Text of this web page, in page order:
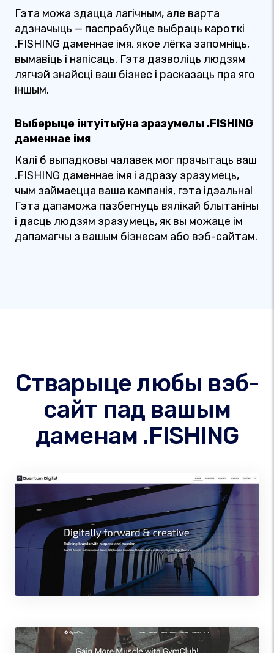
Гэта можа здацца лагічным, але варта
адзначыць — паспрабуйце выбраць кароткі
.FISHING даменнае імя, якое лёгка запомніць,
вымавіць і напісаць. Гэта дазволіць людзям
лягчэй знайсці ваш бізнес і расказаць пра яго
іншым.
Выберыце інтуітыўна зразумелы .FISHING
даменнае імя
Калі б выпадковы чалавек мог прачытаць ваш
.FISHING даменнае імя і адразу зразумець,
чым займаецца ваша кампанія, гэта ідэальна!
Гэта дапаможа пазбегнуць вялікай блытаніны
і дасць людзям зразумець, як вы можаце ім
дапамагчы з вашым бізнесам або вэб-сайтам.
Стварыце любы вэб-
сайт пад вашым
даменам .FISHING